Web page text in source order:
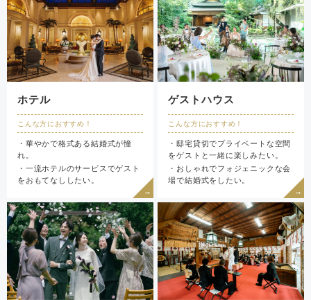
ホテル
こんな方におすすめ！
・華やかで格式ある結婚式が憧
れ。
・一流ホテルのサービスでゲスト
をおもてなししたい。
ゲストハウス
こんな方におすすめ！
・邸宅貸切でプライベートな空間
をゲストと一緒に楽しみたい。
・おしゃれでフォジェニックな会
場で結婚式をしたい。